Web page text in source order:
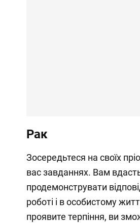
Рак
Зосередьтеся на своїх
вас завданнях. Вам
продемонструвати
роботі і в особистому
проявите терпіння, ви